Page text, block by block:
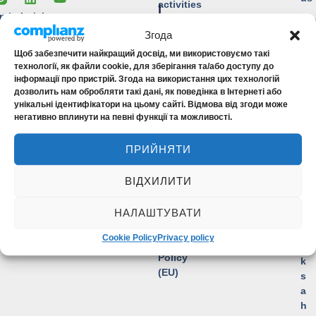
Згода
Щоб забезпечити найкращий досвід, ми використовуємо такі
технології, як файли cookie, для зберігання та/або доступу до
інформації про пристрій. Згода на використання цих технологій
дозволить нам обробляти такі дані, як поведінка в Інтернеті або
унікальні ідентифікатори на цьому сайті. Відмова від згоди може
негативно вплинути на певні функції та можливості.
ПРИЙНЯТИ
ВІДХИЛИТИ
НАЛАШТУВАТИ
Cookie PolicyPrivacy policy
in Inrisk
Educator
activities
relevant from 01.01.2024)
Checking the validity of the
Insurance Agreement
L
A
B
I
L
I
T
rating
Cookie
Policy
(EU)
k
s
a
h